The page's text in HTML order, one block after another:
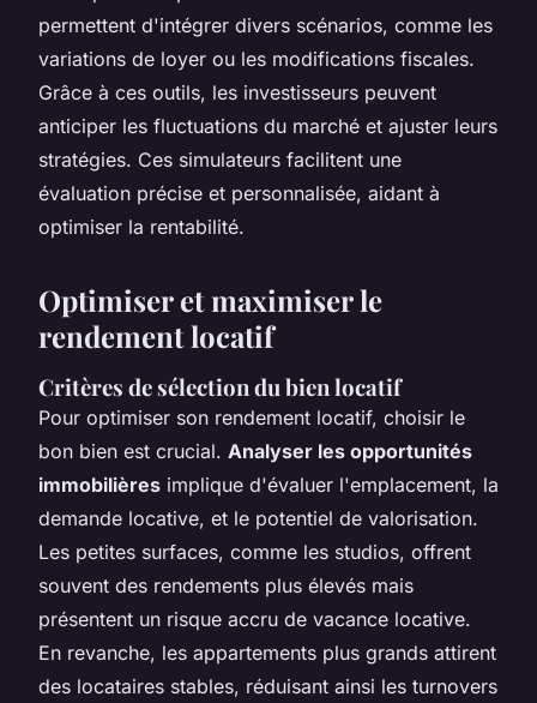
permettent d'intégrer divers scénarios, comme les
variations de loyer ou les modifications fiscales.
Grâce à ces outils, les investisseurs peuvent
anticiper les fluctuations du marché et ajuster leurs
stratégies. Ces simulateurs facilitent une
évaluation précise et personnalisée, aidant à
optimiser la rentabilité.
Optimiser et maximiser le
rendement locatif
Critères de sélection du bien locatif
Pour optimiser son rendement locatif, choisir le
bon bien est crucial. Analyser les opportunités
immobilières implique d'évaluer l'emplacement, la
demande locative, et le potentiel de valorisation.
Les petites surfaces, comme les studios, offrent
souvent des rendements plus élevés mais
présentent un risque accru de vacance locative.
En revanche, les appartements plus grands attirent
des locataires stables, réduisant ainsi les turnovers